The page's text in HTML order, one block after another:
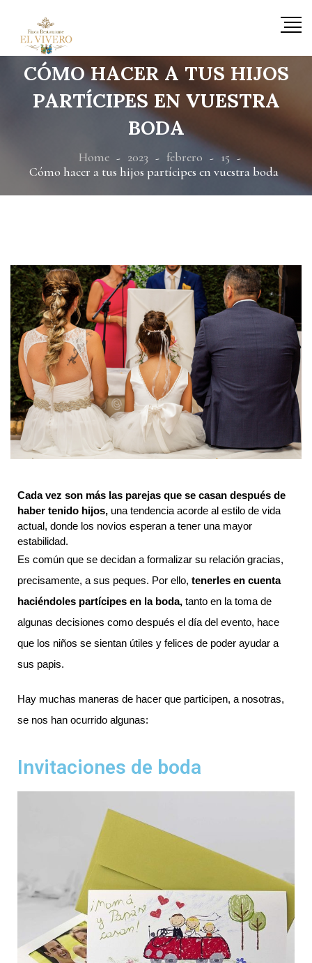
CÓMO HACER A TUS HIJOS
PARTÍCIPES EN VUESTRA
BODA
Home 2023 febrero
15
Cómo hacer a tus hijos partícipes en vuestra boda
Cada vez son más las parejas que se casan después de
haber tenido hijos, una tendencia acorde al estilo de vida
actual, donde los novios esperan a tener una mayor
estabilidad.
Es común que se decidan a formalizar su relación gracias,
precisamente, a sus peques. Por ello, tenerles en cuenta
haciéndoles partícipes en la boda, tanto en la toma de
algunas decisiones como después el día del evento, hace
que los niños se sientan útiles y felices de poder ayudar a
sus papis.
Hay muchas maneras de hacer que participen, a nosotras,
se nos han ocurrido algunas:
Invitaciones de boda